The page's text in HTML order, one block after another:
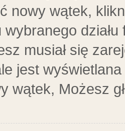
nowy wątek,
musiał się
jest
wątek, Możesz